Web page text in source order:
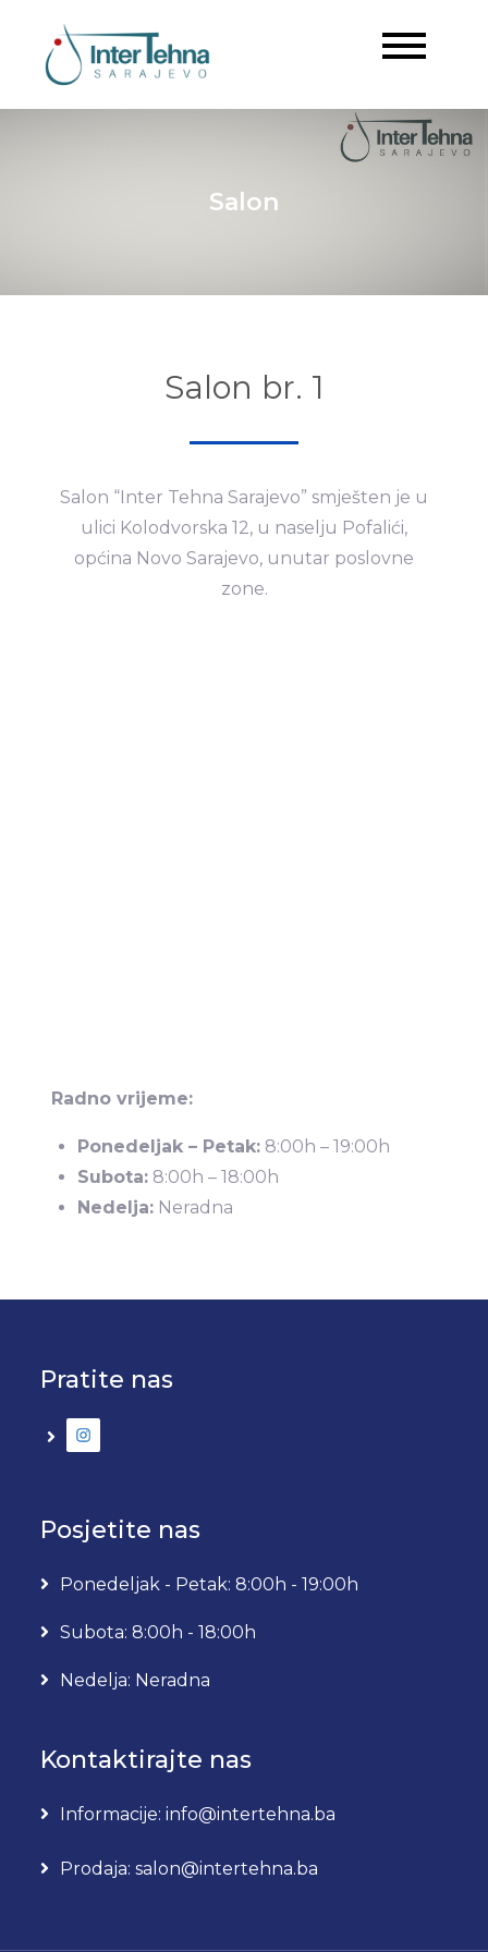
Sarajevo
Salon
Salon br. 1
Salon “Inter Tehna Sarajevo” smješten je u
ulici Kolodvorska 12, u naselju Pofalići,
općina Novo Sarajevo, unutar poslovne
zone.
Radno vrijeme:
Ponedeljak – Petak: 8:00h – 19:00h
Subota: 8:00h – 18:00h
Nedelja: Neradna
Pratite nas
Posjetite nas
Ponedeljak - Petak: 8:00h - 19:00h
Subota: 8:00h - 18:00h
Nedelja: Neradna
Kontaktirajte nas
Informacije: info@intertehna.ba
Prodaja: salon@intertehna.ba